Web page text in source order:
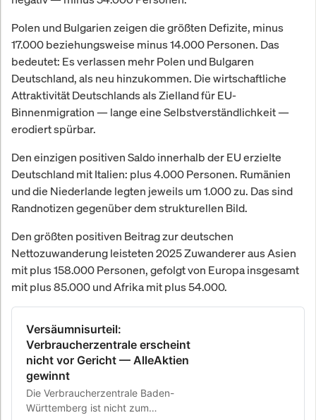
Polen und Bulgarien zeigen die größten Defizite, minus
17.000 beziehungsweise minus 14.000 Personen. Das
bedeutet: Es verlassen mehr Polen und Bulgaren
Deutschland, als neu hinzukommen. Die wirtschaftliche
Attraktivität Deutschlands als Zielland für EU-
Binnenmigration — lange eine Selbstverständlichkeit —
erodiert spürbar.
Den einzigen positiven Saldo innerhalb der EU erzielte
Deutschland mit Italien: plus 4.000 Personen. Rumänien
und die Niederlande legten jeweils um 1.000 zu. Das sind
Randnotizen gegenüber dem strukturellen Bild.
Den größten positiven Beitrag zur deutschen
Nettozuwanderung leisteten 2025 Zuwanderer aus Asien
mit plus 158.000 Personen, gefolgt von Europa insgesamt
mit plus 85.000 und Afrika mit plus 54.000.
Versäumnisurteil:
Verbraucherzentrale erscheint
nicht vor Gericht — AlleAktien
gewinnt
Die Verbraucherzentrale Baden-
Württemberg ist nicht zum